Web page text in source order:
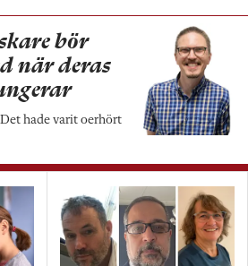
bör
när deras
hade varit oerhört